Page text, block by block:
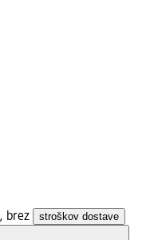
brez stroškov dostave